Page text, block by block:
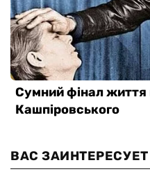
ВАС ЗАИНТЕРЕСУЕТ